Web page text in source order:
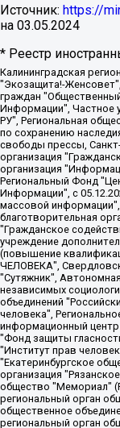
Источник: https://
на 03.05.2024
* Реестр
Калининградская региональная общественная организация "Экозащита!-Женсовет", Фонд содействия защите прав и свобод граждан "Общественный вердикт", Фонд "Институт Развития Свободы Информации", Частное учреждение "Информационное агентство МЕМО. РУ", Региональная общественная организация "Общественная комиссия по сохранению наследия академика Сахарова", Фонд поддержки свободы прессы, Санкт-Петербургская общественная правозащитная организация "Гражданский контроль", Межрегиональная общественная организация "Информационно-просветительский центр "Мемориал", Региональный Фонд "Центр Защиты Прав Средств Массовой Информации", с 05.12.2023 Фонд "Центр Защиты Прав Средств массовой информации", Региональная общественная благотворительная организация помощи беженцам и мигрантам "Гражданское содействие", Негосударственное образовательное учреждение дополнительного профессионального образования (повышение квалификации) специалистов "АКАДЕМИЯ ПО ПРАВАМ ЧЕЛОВЕКА", Свердловская региональная общественная организация "Сутяжник", Автономная некоммерческая организация "Центр независимых социологических исследований", Союз общественных объединений "Российский исследовательский центр по правам человека", Региональное общественное учреждение научно-информационный центр "МЕМОРИАЛ", Некоммерческая организация "Фонд защиты гласности", Автономная некоммерческая организация "Институт прав человека", Городская общественная организация "Екатеринбургское общество "МЕМОРИАЛ", Городская общественная организация "Рязанское историко-просветительское и правозащитное общество "Мемориал" (Рязанский Мемориал), Челябинский региональный орган общественной самодеятельности – женское общественное объединение "Женщины Евразии", Челябинский региональный орган общественной самодеятельности "Уральская правозащитная группа", Фонд содействия защите здоровья и социальной справедливости имени Андрея Рылькова, Автономная Некоммерческая Организация "Аналитический Центр Юрия Левады", Автономная некоммерческая организация социальной поддержки населения "Проект Апрель", Региональная общественная организация помощи женщинам и детям, находящимся в кризисной ситуации "Информационно-методический центр "Анна", Фонд содействия развитию массовых коммуникаций и правовому просвещению "Так-так-Так", Фонд содействия устойчивому развитию "Серебряная тайга", Свердловский региональный общественный фонд социальных проектов "Новое время", "Idel.Реалии", Кавказ.Реалии, Крым.Реалии, Телеканал Настоящее Время, Татаро-башкирская служба Радио Свобода (Azatliq Radiosi), Радио Свободная Европа/Радио Свобода (PCE/PC), "Сибирь.Реалии", "Фактограф", Благотворительный фонд помощи осужденным и их семьям, Автономная некоммерческая организация "Институт глобализации и социальных движений", Фонд "В защиту прав заключенных", Частное учреждение "Центр поддержки и содействия развитию средств массовой информации", Пензенский региональный общественный благотворительный фонд "Гражданский союз", "Север.Реалии", Некоммерческая организация Фонд "Правовая инициатива", Общество с ограниченной ответственностью "Радио Свободная Европа/Радио Свобода", Чешское информационное агентство "MEDIUM-ORIENT", Красноярская региональная общественная организация "Мы против СПИДа", Камалягин Денис Николаевич, Маркелов Сергей Евгеньевич, Пономарев Лев Александрович, Савицкая Людмила Алексеевна, Автономная некоммерческая организация "Центр по работе с проблемой насилия "НАСИЛИЮ.НЕТ", Межрегиональный профессиональный союз работников здравоохранения "Альянс врачей", Юридическое лицо, зарегистрированное в Латвийской Республике, SIA "Medusa Project" (регистрационный номер 40103797863, дата регистрации 10.06.2014), Некоммерческая организация "Фонд по борьбе с коррупцией", Автономная некоммерческая организация "Институт права и публичной политики", Баданин Роман Сергеевич, Гликин Максим Александрович, Железнова Мария Михайловна, Лукьянова Юлия Сергеевна, Маетная Елизавета